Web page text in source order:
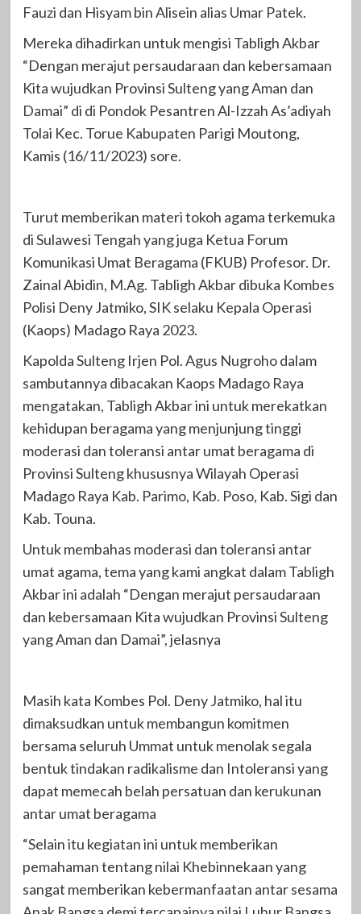
Fauzi dan Hisyam bin Alisein alias Umar Patek.
Mereka dihadirkan untuk mengisi Tabligh Akbar
“Dengan merajut persaudaraan dan kebersamaan
Kita wujudkan Provinsi Sulteng yang Aman dan
Damai” di di Pondok Pesantren Al-Izzah As’adiyah
Tolai Kec. Torue Kabupaten Parigi Moutong,
Kamis (16/11/2023) sore.
Turut memberikan materi tokoh agama terkemuka
di Sulawesi Tengah yang juga Ketua Forum
Komunikasi Umat Beragama (FKUB) Profesor. Dr.
Zainal Abidin, M.Ag. Tabligh Akbar dibuka Kombes
Polisi Deny Jatmiko, SIK selaku Kepala Operasi
(Kaops) Madago Raya 2023.
Kapolda Sulteng Irjen Pol. Agus Nugroho dalam
sambutannya dibacakan Kaops Madago Raya
mengatakan, Tabligh Akbar ini untuk merekatkan
kehidupan beragama yang menjunjung tinggi
moderasi dan toleransi antar umat beragama di
Provinsi Sulteng khususnya Wilayah Operasi
Madago Raya Kab. Parimo, Kab. Poso, Kab. Sigi dan
Kab. Touna.
Untuk membahas moderasi dan toleransi antar
umat agama, tema yang kami angkat dalam Tabligh
Akbar ini adalah “Dengan merajut persaudaraan
dan kebersamaan Kita wujudkan Provinsi Sulteng
yang Aman dan Damai”, jelasnya
Masih kata Kombes Pol. Deny Jatmiko, hal itu
dimaksudkan untuk membangun komitmen
bersama seluruh Ummat untuk menolak segala
bentuk tindakan radikalisme dan Intoleransi yang
dapat memecah belah persatuan dan kerukunan
antar umat beragama
“Selain itu kegiatan ini untuk memberikan
pemahaman tentang nilai Khebinnekaan yang
sangat memberikan kebermanfaatan antar sesama